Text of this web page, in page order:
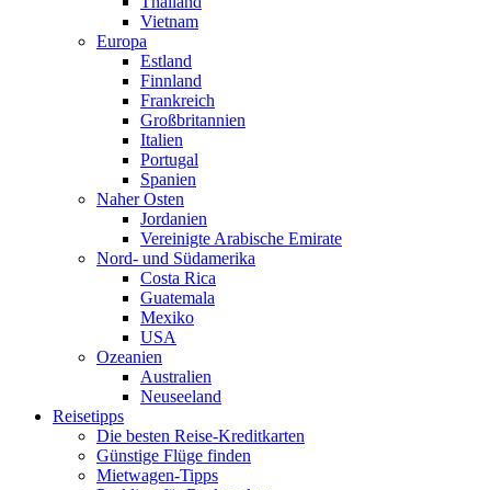
Vietnam
Europa
Estland
Finnland
Frankreich
Großbritannien
Italien
Portugal
Spanien
Naher Osten
Jordanien
Vereinigte Arabische Emirate
Nord- und Südamerika
Costa Rica
Guatemala
Mexiko
USA
Ozeanien
Australien
Neuseeland
Reisetipps
Die besten Reise-Kreditkarten
Günstige Flüge finden
Mietwagen-Tipps